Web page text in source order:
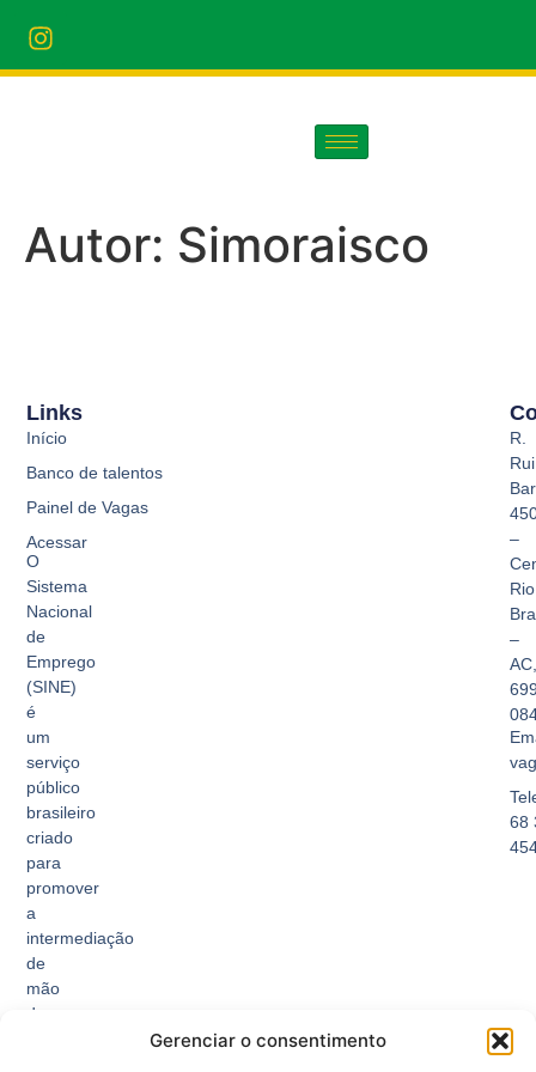
Gerenciar o consentimento
Autor: Simoraisco
O
Sistema
Nacional
de
Emprego
(SINE)
é
um
serviço
público
brasileiro
criado
para
promover
a
intermediação
de
mão
de
Links
Início
Banco de talentos
Painel de Vagas
Acessar
R.
Rui
–
Rio
–
AC,
68